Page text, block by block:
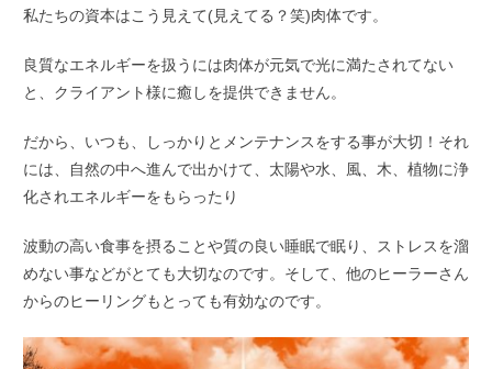
私たちの資本はこう見えて(見えてる？笑)肉体です。
良質なエネルギーを扱うには肉体が元気で光に満たされてない
と、クライアント様に癒しを提供できません。
だから、いつも、しっかりとメンテナンスをする事が大切！それ
には、自然の中へ進んで出かけて、太陽や水、風、木、植物に浄
化されエネルギーをもらったり
波動の高い食事を摂ることや質の良い睡眠で眠り、ストレスを溜
めない事などがとても大切なのです。そして、他のヒーラーさん
からのヒーリングもとっても有効なのです。